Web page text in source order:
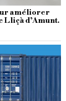
améliorer
Lliçà d’Amunt.